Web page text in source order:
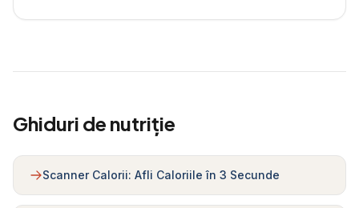
Ghiduri de nutriție
Scanner Calorii: Afli Caloriile în 3 Secunde